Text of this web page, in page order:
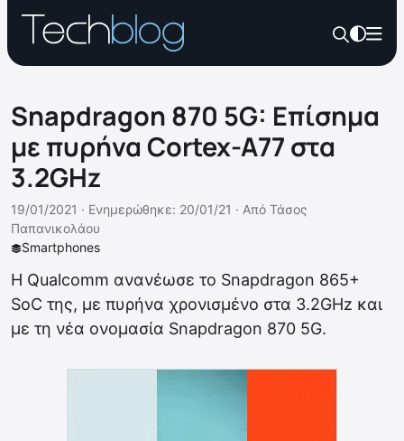
Snapdragon 870 5G: Επίσημα
με πυρήνα Cortex-A77 στα
3.2GHz
Smartphones
19/01/2021 · Ενημερώθηκε: 20/01/21 · Από Τάσος
Παπανικολάου
Η Qualcomm ανανέωσε το Snapdragon 865+
SoC της, με πυρήνα χρονισμένο στα 3.2GHz και
με τη νέα ονομασία Snapdragon 870 5G.